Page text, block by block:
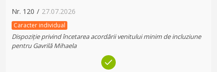
Nr. 120 / 27.07.2026
Caracter individual
Dispoziție privind încetarea acordării venitului minim de incluziune
pentru Gavrilă Mihaela